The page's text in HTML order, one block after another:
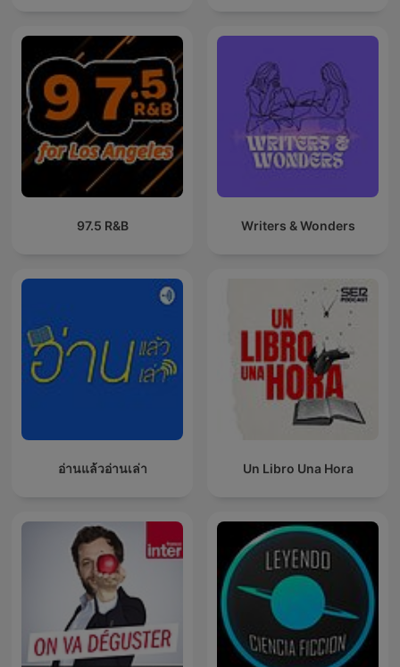
97.5 R&B Writers & Wonders
อ่านแล้วอ่านเล่า Un Libro Una Hora